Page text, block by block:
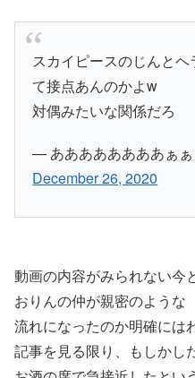
スカイピースのじんと
て接点あんのかよw
対偶みたいな関係だろ
— ああああああああぁ
December 26, 2020
動画の内容がみられない今
おりんの仲が親密のような
流れになったのか明確には
記事を見る限り、もしかし